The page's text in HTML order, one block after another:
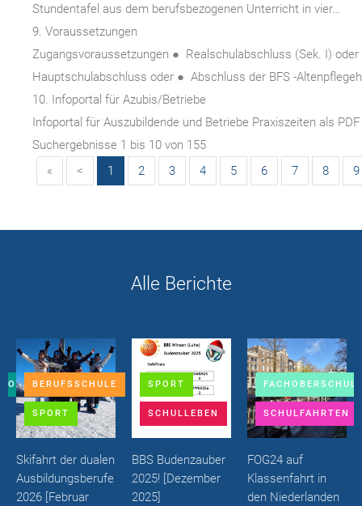
Stundentafel aus dem berufsbezogenen Unterricht in vier…
9. Voraussetzungen
Zugangsvoraussetzungen ● Realschulabschluss (Sek. I)
Hauptschulabschluss oder ● Abschluss der BFS -
10. Infoportal für Azubis/Betriebe
Infoportal für Auszubildende und Betriebe Praxiszeiten als
Suchergebnisse 1 bis 10 von 155
«
< 1 2 3 4 5 6 7 8 9
Alle Berichte
BERUFSSCHULE
SPORT
Skifahrt der dualen
Ausbildungsberufe
2026 [Februar
SPORT
SCHULLEBEN
BBS Budenzauber
2025! [Dezember
2025]
SCHULFAHRTEN
FOG24 auf
Klassenfahrt in
den Niederlanden